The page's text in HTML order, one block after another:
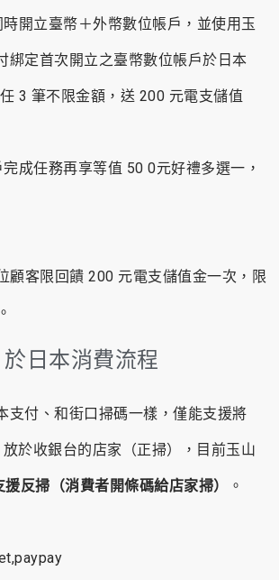
開立臺幣＋外幣數位帳戶，並使用玉
綁定首次開立之臺幣數位帳戶於日本
3 筆不限金額，送 200 元電支儲值
成任務再享等值 50 0元好禮多選一，
顧客限回饋 200 元電支儲值金一次，限
日本消費流程
支付、和街口掃碼一樣，僅能支援將
放於收銀台的店家（正掃），目前玉山
反掃（消費者開條碼給店家掃） 。